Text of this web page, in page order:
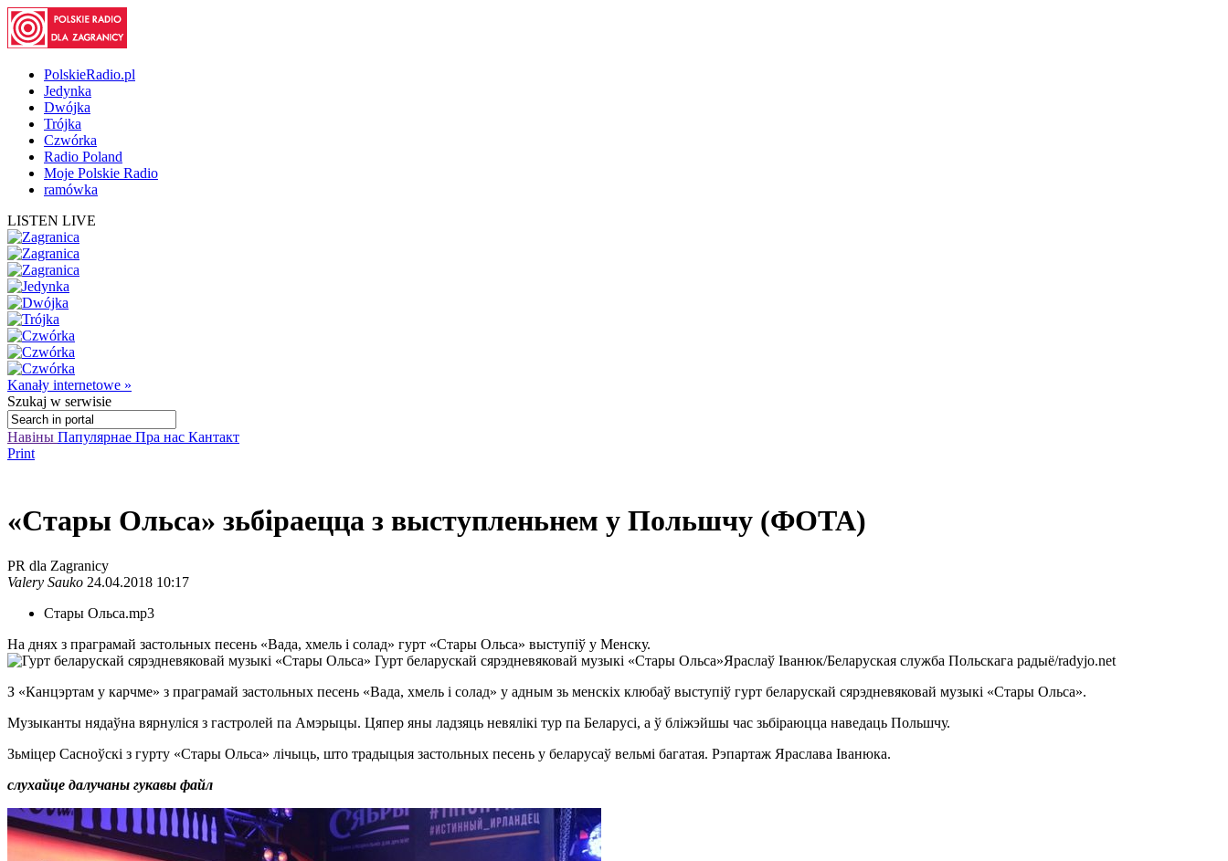
PolskieRadio.pl
Jedynka
Dwójka
Trójka
Czwórka
Radio Poland
Moje Polskie Radio
ramówka
LISTEN LIVE
Kanały internetowe »
Szukaj w serwisie
Навіны Папулярнае Пра нас Кантакт
Print
«Стары Ольса» зьбіраецца з выступленьнем у Польшчу (ФОТА)
PR dla Zagranicy
Valery Sauko 24.04.2018 10:17
Стары Ольса.mp3
На днях з праграмай застольных песень «Вада, хмель і солад» гурт «Стары Ольса» выступіў у Менску.
Гурт беларускай сярэдневяковай музыкі «Стары Ольса»Яраслаў Іванюк/Беларуская служба Польскага радыё/radyjo.net
З «Канцэртам у карчме» з праграмай застольных песень «Вада, хмель і солад» у адным зь менскіх клюбаў выступіў гурт беларускай сярэдневяковай музыкі «Стары Ольса».
Музыканты нядаўна вярнуліся з гастролей па Амэрыцы. Цяпер яны ладзяць невялікі тур па Беларусі, а ў бліжэйшы час зьбіраюцца наведаць Польшчу.
Зьміцер Сасноўскі з гурту «Стары Ольса» лічыць, што традыцыя застольных песень у беларусаў вельмі багатая. Рэпартаж Яраслава Іванюка.
слухайце далучаны гукавы файл